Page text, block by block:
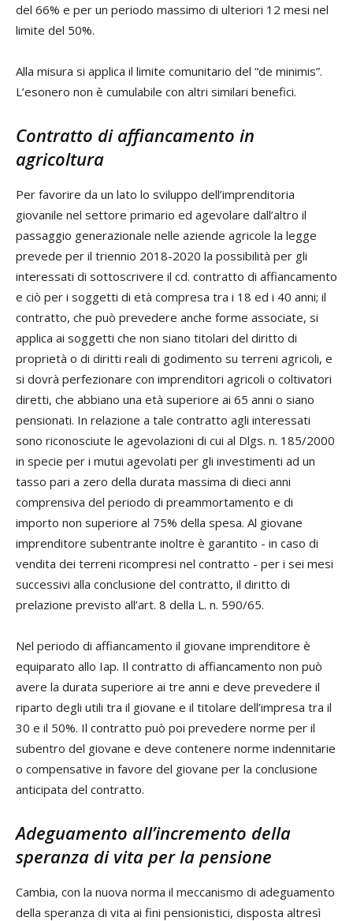
del 66% e per un periodo massimo di ulteriori 12 mesi nel
limite del 50%.
Alla misura si applica il limite comunitario del “de minimis”.
L’esonero non è cumulabile con altri similari benefici.
Contratto di affiancamento in
agricoltura
Per favorire da un lato lo sviluppo dell’imprenditoria
giovanile nel settore primario ed agevolare dall’altro il
passaggio generazionale nelle aziende agricole la legge
prevede per il triennio 2018-2020 la possibilità per gli
interessati di sottoscrivere il cd. contratto di affiancamento
e ciò per i soggetti di età compresa tra i 18 ed i 40 anni; il
contratto, che può prevedere anche forme associate, si
applica ai soggetti che non siano titolari del diritto di
proprietà o di diritti reali di godimento su terreni agricoli, e
si dovrà perfezionare con imprenditori agricoli o coltivatori
diretti, che abbiano una età superiore ai 65 anni o siano
pensionati. In relazione a tale contratto agli interessati
sono riconosciute le agevolazioni di cui al Dlgs. n. 185/2000
in specie per i mutui agevolati per gli investimenti ad un
tasso pari a zero della durata massima di dieci anni
comprensiva del periodo di preammortamento e di
importo non superiore al 75% della spesa. Al giovane
imprenditore subentrante inoltre è garantito - in caso di
vendita dei terreni ricompresi nel contratto - per i sei mesi
successivi alla conclusione del contratto, il diritto di
prelazione previsto all’art. 8 della L. n. 590/65.
Nel periodo di affiancamento il giovane imprenditore è
equiparato allo Iap. Il contratto di affiancamento non può
avere la durata superiore ai tre anni e deve prevedere il
riparto degli utili tra il giovane e il titolare dell’impresa tra il
30 e il 50%. Il contratto può poi prevedere norme per il
subentro del giovane e deve contenere norme indennitarie
o compensative in favore del giovane per la conclusione
anticipata del contratto.
Adeguamento all’incremento della
speranza di vita per la pensione
Cambia, con la nuova norma il meccanismo di adeguamento
della speranza di vita ai fini pensionistici, disposta altresì